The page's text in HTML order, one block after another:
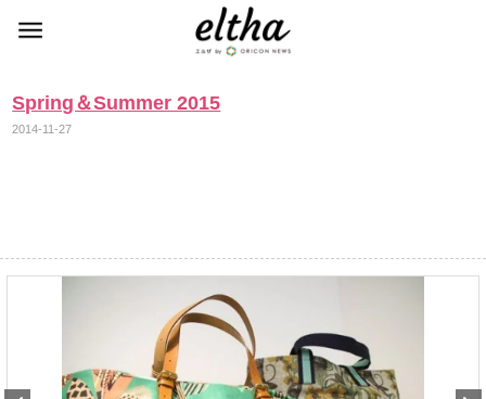
Spring＆Summer 2015
2014-11-27